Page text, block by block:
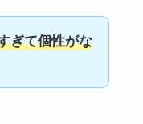
ぎて個性がな